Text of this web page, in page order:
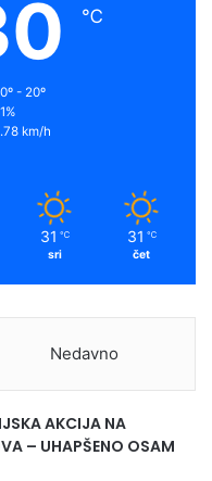
℃
- 20º
km/h
31 ℃
sri
31 ℃
čet
Nedavno
AKCIJA NA
– UHAPŠENO OSAM